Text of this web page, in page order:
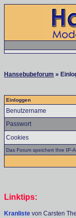
Hansebubeforum »
Einloggen
Benutzername
Passwort
Cookies
Das Forum speichert Ihre IP-
Linktips:
Kranliste von Carsten